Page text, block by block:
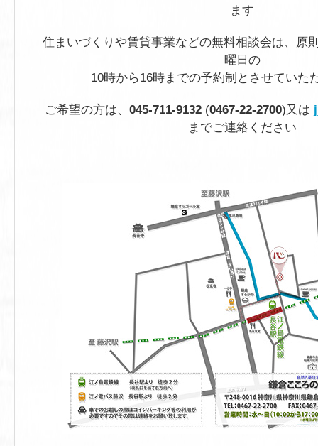
ます
住まいづくりや賃貸事業などの無料相談会は、原
曜日の
10時から16時までの予約制とさせていた
ご希望の方は、 045-711-9132(0467-22-2700)又は
までご連絡ください